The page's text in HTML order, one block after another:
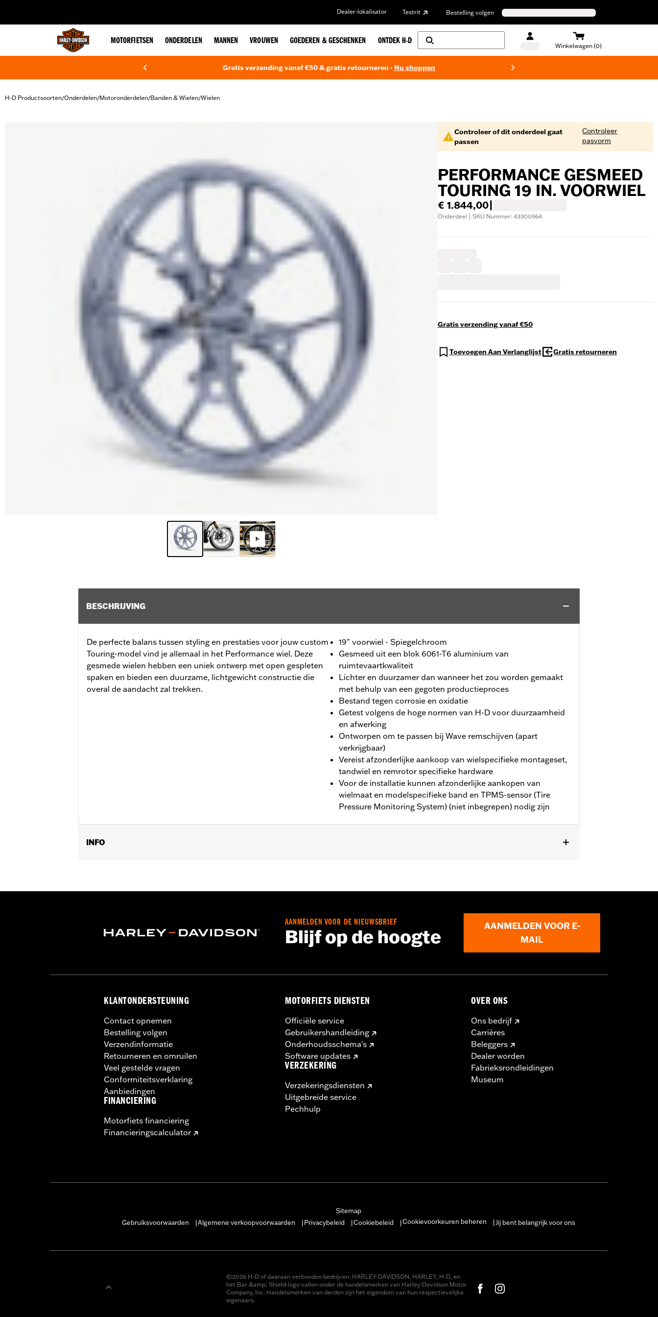
Dealer-lokalisator Testrit Bestelling volgen
MOTORFIETSEN ONDERDELEN MANNEN VROUWEN GOEDEREN & GESCHENKEN ONTDEK H-D
Winkelwagen (0)
Gratis verzending vanaf €50 & gratis retourneren - Nu shoppen
H-D Productsoorten/Onderdelen/Motoronderdelen/Banden & Wielen/Wielen
Controleer of dit onderdeel gaat
passen
Controleer
pasvorm
PERFORMANCE GESMEED
TOURING 19 IN. VOORWIEL
€ 1.844,00
Onderdeel | SKU Nummer: 43300964
Gratis verzending vanaf €50
Toevoegen Aan Verlanglijst Gratis retourneren
BESCHRIJVING
De perfecte balans tussen styling en prestaties voor jouw custom
Touring-model vind je allemaal in het Performance wiel. Deze
gesmede wielen hebben een uniek ontwerp met open gespleten
spaken en bieden een duurzame, lichtgewicht constructie die
overal de aandacht zal trekken.
19" voorwiel - Spiegelchroom
Gesmeed uit een blok 6061-T6 aluminium van
ruimtevaartkwaliteit
Lichter en duurzamer dan wanneer het zou worden gemaakt
met behulp van een gegoten productieproces
Bestand tegen corrosie en oxidatie
Getest volgens de hoge normen van H-D voor duurzaamheid
en afwerking
Ontworpen om te passen bij Wave remschijven (apart
verkrijgbaar)
Vereist afzonderlijke aankoop van wielspecifieke montageset,
tandwiel en remrotor specifieke hardware
Voor de installatie kunnen afzonderlijke aankopen van
wielmaat en modelspecifieke band en TPMS-sensor (Tire
Pressure Monitoring System) (niet inbegrepen) nodig zijn
INFO
later FLHXU en '26-later FLHXL, FLHXLSE en FLTRXL modellen.
Vereist aparte aankoop van modelspecifieke wielinstallatiekit, tandwiel hardware en remschijfspecifieke hardware. Zie I-
overzicht voor details. Voor montage kan het nodig zijn een wielmaat- en modelspecifieke band aan te schaffen.
AANMELDEN VOOR DE NIEUWSBRIEF
Blijf op de hoogte
AANMELDEN VOOR E-
MAIL
KLANTONDERSTEUNING
Contact opnemen
Bestelling volgen
Verzendinformatie
Retourneren en omruilen
Veel gestelde vragen
Conformiteitsverklaring
Aanbiedingen
FINANCIERING
Motorfiets financiering
Financieringscalculator
MOTORFIETS DIENSTEN
Officiële service
Gebruikershandleiding
Onderhoudsschema's
Software updates
VERZEKERING
Verzekeringsdiensten
Uitgebreide service
Pechhulp
OVER ONS
Ons bedrijf
Carrières
Beleggers
Dealer worden
Fabrieksrondleidingen
Museum
Sitemap
Gebruiksvoorwaarden
Algemene verkoopvoorwaarden Privacybeleid Cookiebeleid Cookievoorkeuren beheren Jij bent belangrijk voor ons
©2026 H-D of daaraan verbonden bedrijven. HARLEY-DAVIDSON, HARLEY, H-D, en
het Bar &amp; Shield-logo vallen onder de handelsmerken van Harley-Davidson Motor
Company, Inc. Handelsmerken van derden zijn het eigendom van hun respectievelijke
eigenaars.